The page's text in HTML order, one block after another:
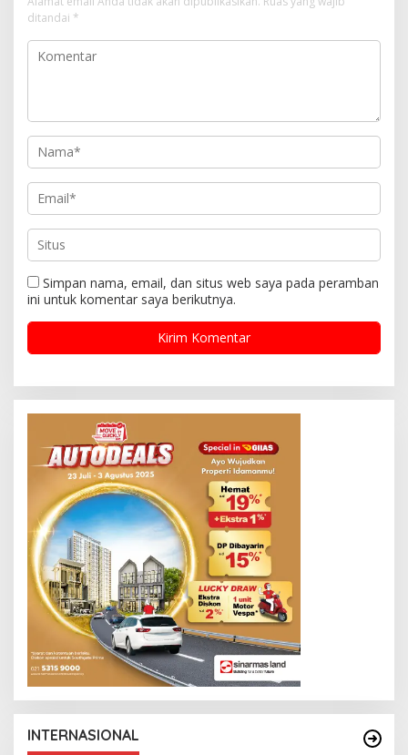
ditandai *
Simpan nama, email, dan situs web saya pada peramban
ini untuk komentar saya berikutnya.
INTERNASIONAL